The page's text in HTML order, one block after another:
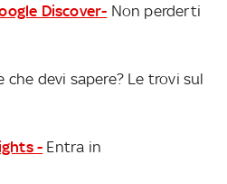
Discover- Non perderti
che devi sapere? Le trovi sul
- Entra in